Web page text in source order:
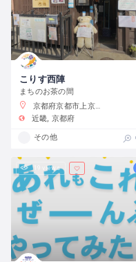
こりす西陣
まちのお茶の間
京都府京都市上京区藤木町７９５−５
近畿 京都府
その他
19 views